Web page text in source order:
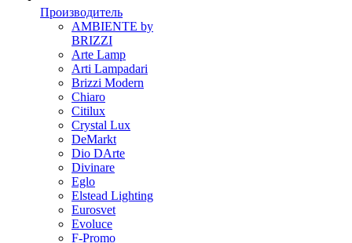
Производитель
AMBIENTE by
BRIZZI
Arte Lamp
Arti Lampadari
Brizzi Modern
Chiaro
Citilux
Crystal Lux
DeMarkt
Dio DArte
Divinare
Eglo
Elstead Lighting
Eurosvet
Evoluce
F-Promo